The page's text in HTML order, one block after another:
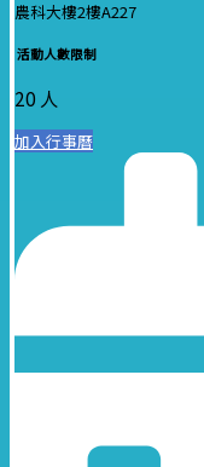
農科大樓2樓A227
活動人數限制
20 人
加入行事曆